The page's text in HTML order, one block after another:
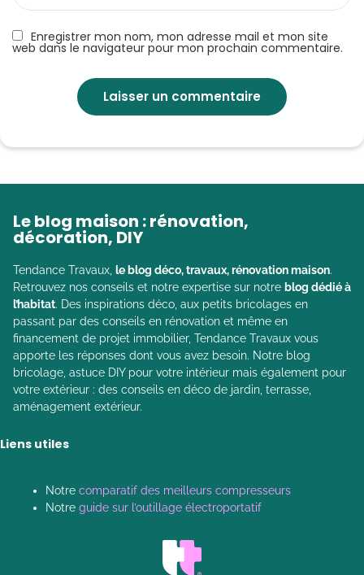
Enregistrer mon nom, mon adresse mail et mon site
web dans le navigateur pour mon prochain commentaire.
Le blog maison : rénovation,
décoration, DIY
Tendance Travaux, le blog déco, travaux, rénovation maison.
Retrouvez nos conseils et notre expertise sur notre blog dédié à
l’habitat. Des inspirations déco, aux petits bricolages en
passant par des conseils en rénovation et même en
financement de projet immobilier, Tendance Travaux vous
apporte les réponses dont vous avez besoin. Notre blog
bricolage, astuce DIY pour votre intérieur mais également pour
votre extérieur : des conseils en déco de jardin, terrasse,
aménagement extérieur.
Liens utiles
Notre comparatif des meilleurs compresseurs
Notre guide sur l’outillage électroportatif